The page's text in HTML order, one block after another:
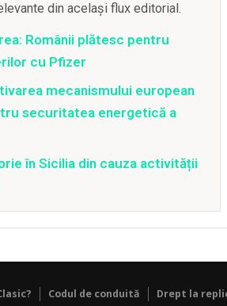
din același flux editorial.
Românii plătesc pentru
cu Pfizer
mecanismului european
securitatea energetică a
în Sicilia din cauza activității
Codul de conduită Drept la